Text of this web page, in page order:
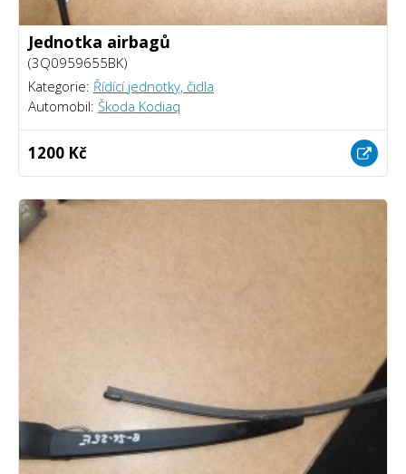
Jednotka airbagů
(3Q0959655BK)
Kategorie: Řídící jednotky, čidla
Automobil: Škoda Kodiaq
1200 Kč